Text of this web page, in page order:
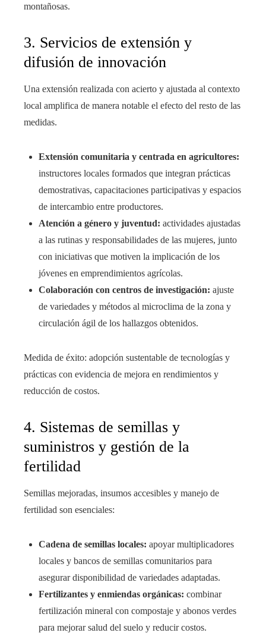
montañosas.
3. Servicios de extensión y
difusión de innovación
Una extensión realizada con acierto y ajustada al contexto
local amplifica de manera notable el efecto del resto de las
medidas.
Extensión comunitaria y centrada en agricultores:
instructores locales formados que integran prácticas
demostrativas, capacitaciones participativas y espacios
de intercambio entre productores.
Atención a género y juventud: actividades ajustadas
a las rutinas y responsabilidades de las mujeres, junto
con iniciativas que motiven la implicación de los
jóvenes en emprendimientos agrícolas.
Colaboración con centros de investigación: ajuste
de variedades y métodos al microclima de la zona y
circulación ágil de los hallazgos obtenidos.
Medida de éxito: adopción sustentable de tecnologías y
prácticas con evidencia de mejora en rendimientos y
reducción de costos.
4. Sistemas de semillas y
suministros y gestión de la
fertilidad
Semillas mejoradas, insumos accesibles y manejo de
fertilidad son esenciales:
Cadena de semillas locales: apoyar multiplicadores
locales y bancos de semillas comunitarios para
asegurar disponibilidad de variedades adaptadas.
Fertilizantes y enmiendas orgánicas: combinar
fertilización mineral con compostaje y abonos verdes
para mejorar salud del suelo y reducir costos.